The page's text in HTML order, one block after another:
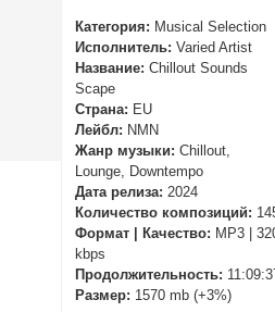
Категория: Musical Selection
Исполнитель: Varied Artist
Название: Chillout Sounds
Scape
Страна: EU
Лейбл: NMN
Жанр музыки: Chillout,
Lounge, Downtempo
Дата релиза: 2024
Количество композиций:
Формат | Качество: MP3 |
kbps
Продолжительность:
Размер: 1570 mb (+3%)